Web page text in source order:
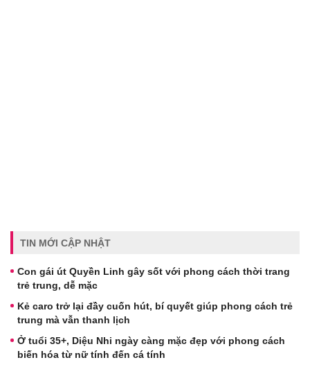
TIN MỚI CẬP NHẬT
Con gái út Quyền Linh gây sốt với phong cách thời trang
trẻ trung, dễ mặc
Kẻ caro trở lại đầy cuốn hút, bí quyết giúp phong cách trẻ
trung mà vẫn thanh lịch
Ở tuổi 35+, Diệu Nhi ngày càng mặc đẹp với phong cách
biến hóa từ nữ tính đến cá tính